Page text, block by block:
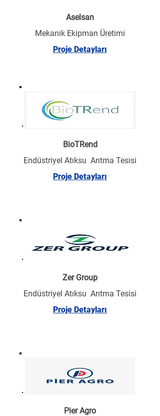
Aselsan
Mekanik Ekipman Üretimi
Proje Detayları
BioTRend
Endüstriyel Atıksu Arıtma Tesisi
Proje Detayları
Zer Group
Endüstriyel Atıksu Arıtma Tesisi
Proje Detayları
Pier Agro